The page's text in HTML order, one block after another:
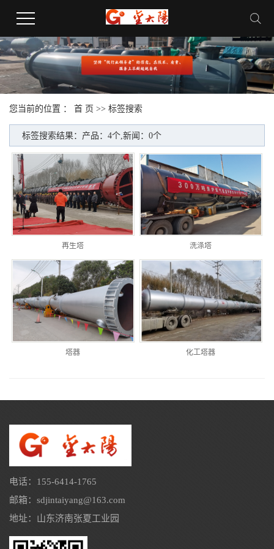
您当前的位置 ： 首 页 >> 标签搜索
标签搜索结果：产品：4个,新闻：0个
再生塔 洗涤塔
塔器 化工塔器
电话：155-6414-1765
邮箱：sdjintaiyang@163.com
地址：山东济南张夏工业园